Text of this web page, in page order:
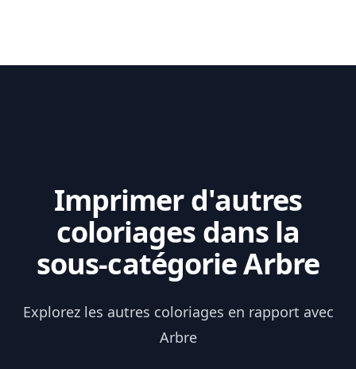
Imprimer d'autres
coloriages dans la
sous-catégorie Arbre
Explorez les autres coloriages en rapport avec
Arbre